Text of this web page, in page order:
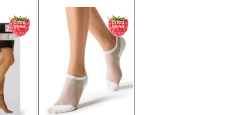
образы в стиле casual, country, city.
Незаменимый элемент в любое время
года. Универсальный размер. В упаковке 2
пары.
Плотность 40ден
Полиамид 84%
Эластан 16%
спец
цена
спец
цена